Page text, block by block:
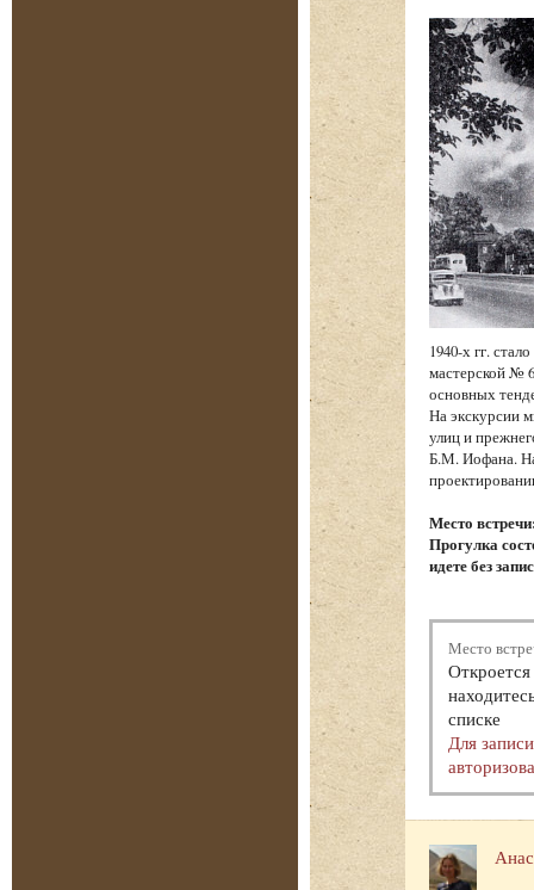
1940-х гг.
мастерской №
основных
На экскурсии
улиц и
Б.М. Иофана.
Место
Прогулка
идете без
Место
списке
Для